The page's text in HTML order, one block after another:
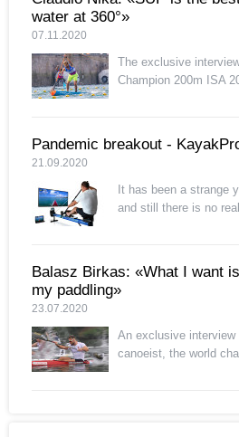
water at 360°»
07.11.2020
The exclusive
Champion 200m ISA
Pandemic breakout -
21.09.2020
It has been a strange
and still there is no real
Balasz Birkas: «What I want
my paddling»
23.07.2020
An exclusive interview
canoeist, the world